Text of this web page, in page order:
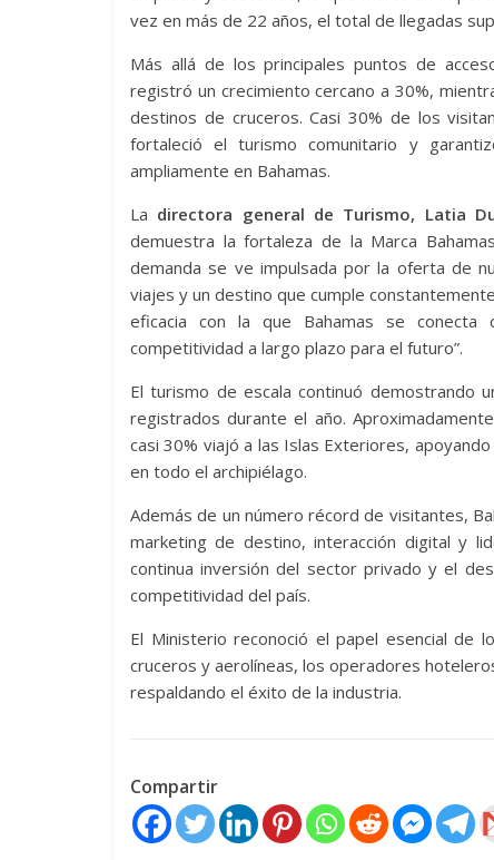
vez en más de 22 años, el total de llegadas
Más allá de los principales puntos de
registró un crecimiento cercano a 30%,
destinos de cruceros. Casi 30% de los
fortaleció el turismo comunitario y
ampliamente en Bahamas.
La directora general de Turismo, Latia
demuestra la fortaleza de la Marca
demanda se ve impulsada por la oferta de
viajes y un destino que cumple
eficacia con la que Bahamas se conecta
competitividad a largo plazo para el futuro”.
El turismo de escala continuó demostrando
registrados durante el año.
casi 30% viajó a las Islas Exteriores,
en todo el archipiélago.
Además de un número récord de visitantes,
marketing de destino, interacción digital y
continua inversión del sector privado y el
competitividad del país.
El Ministerio reconoció el papel esencial de
cruceros y aerolíneas, los operadores
respaldando el éxito de la industria.
Compartir